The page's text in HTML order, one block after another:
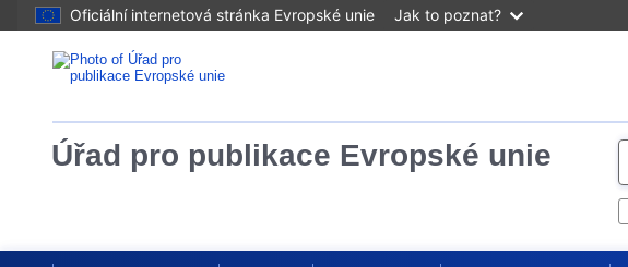
Oficiální internetová stránka Evropské unie Jak to poznat?
Úřad pro publikace Evropské unie
e